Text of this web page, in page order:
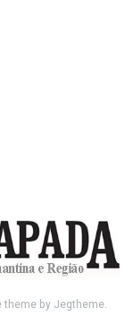
theme by Jegtheme.